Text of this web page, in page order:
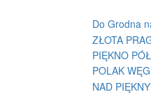
Do Grodna
ZŁOTA
PIĘKNO
POLAK
NAD